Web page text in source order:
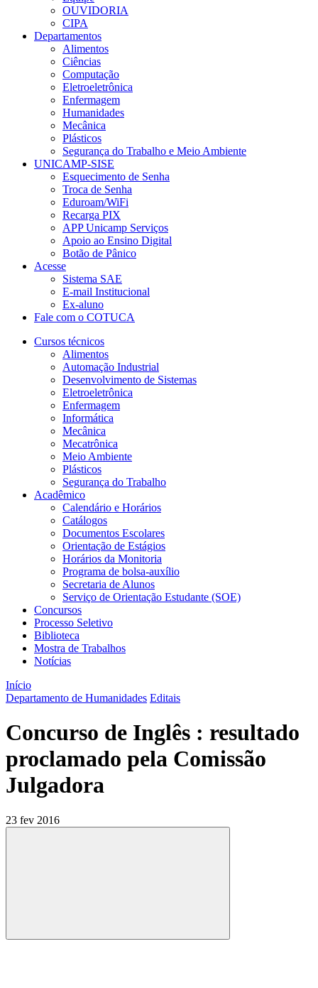
OUVIDORIA
CIPA
Departamentos
Alimentos
Ciências
Computação
Eletroeletrônica
Enfermagem
Humanidades
Mecânica
Plásticos
Segurança do Trabalho e Meio Ambiente
UNICAMP-SISE
Esquecimento de Senha
Troca de Senha
Eduroam/WiFi
Recarga PIX
APP Unicamp Serviços
Apoio ao Ensino Digital
Botão de Pânico
Acesse
Sistema SAE
E-mail Institucional
Ex-aluno
Fale com o COTUCA
Cursos técnicos
Alimentos
Automação Industrial
Desenvolvimento de Sistemas
Eletroeletrônica
Enfermagem
Informática
Mecânica
Mecatrônica
Meio Ambiente
Plásticos
Segurança do Trabalho
Acadêmico
Calendário e Horários
Catálogos
Documentos Escolares
Orientação de Estágios
Horários da Monitoria
Programa de bolsa-auxílio
Secretaria de Alunos
Serviço de Orientação Estudante (SOE)
Concursos
Processo Seletivo
Biblioteca
Mostra de Trabalhos
Notícias
Início
Departamento de Humanidades Editais
Concurso de Inglês : resultado
proclamado pela Comissão
Julgadora
23 fev 2016
Compartilhar